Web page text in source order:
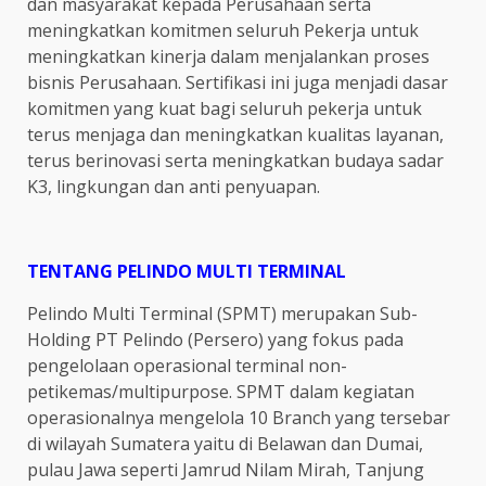
meningkatkan komitmen seluruh Pekerja untuk
meningkatkan kinerja dalam menjalankan proses
bisnis Perusahaan. Sertifikasi ini juga menjadi dasar
komitmen yang kuat bagi seluruh pekerja untuk
terus menjaga dan meningkatkan kualitas layanan,
terus berinovasi serta meningkatkan budaya sadar
K3, lingkungan dan anti penyuapan.
TENTANG PELINDO MULTI TERMINAL
Pelindo Multi Terminal (SPMT) merupakan Sub-
Holding PT Pelindo (Persero) yang fokus pada
pengelolaan operasional terminal non-
petikemas/multipurpose. SPMT dalam kegiatan
operasionalnya mengelola 10 Branch yang tersebar
di wilayah Sumatera yaitu di Belawan dan Dumai,
pulau Jawa seperti Jamrud Nilam Mirah, Tanjung